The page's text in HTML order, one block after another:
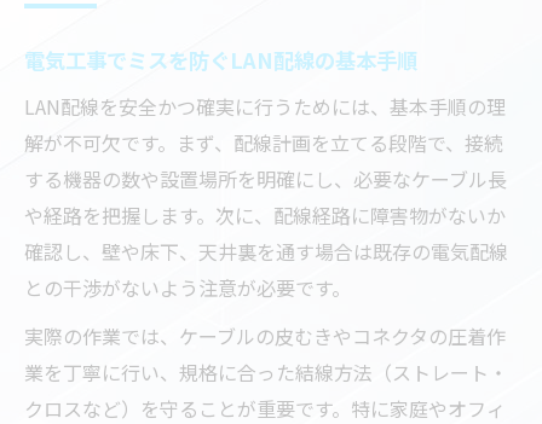
電気工事でミスを防ぐLAN配線の基本手順
LAN配線を安全かつ確実に行うためには、基本手順の理
解が不可欠です。まず、配線計画を立てる段階で、接続
する機器の数や設置場所を明確にし、必要なケーブル長
や経路を把握します。次に、配線経路に障害物がないか
確認し、壁や床下、天井裏を通す場合は既存の電気配線
との干渉がないよう注意が必要です。
実際の作業では、ケーブルの皮むきやコネクタの圧着作
業を丁寧に行い、規格に合った結線方法（ストレート・
クロスなど）を守ることが重要です。特に家庭やオフィ